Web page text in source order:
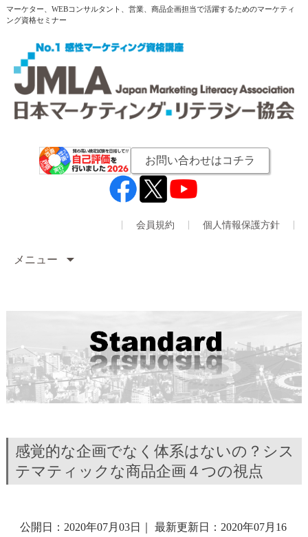
マーケター、WEBコンサルタント、営業、商品企画担当で活躍するためのマーケティ
ング資格セミナー
お問い合わせはコチラ
会員規約 個人情報保護方針
メニュー
感覚的な企画でなく体系はないの？シス
テマティックな商品企画４つの視点
公開日：2020年07月03日
最新更新日：2020年07月16